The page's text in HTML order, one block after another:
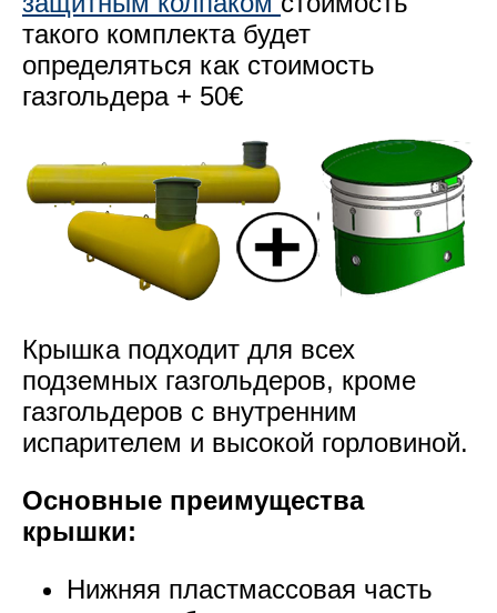
такого комплекта будет
определяться как стоимость
газгольдера + 50€
Крышка подходит для всех
подземных газгольдеров, кроме
газгольдеров с внутренним
испарителем и высокой горловиной.
Основные преимущества
крышки:
Нижняя пластмассовая часть